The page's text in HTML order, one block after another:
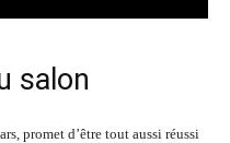
salon
promet d’être tout aussi réussi